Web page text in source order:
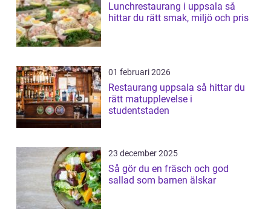
Lunchrestaurang i uppsala så
hittar du rätt smak, miljö och pris
01 februari 2026
Restaurang uppsala så hittar du
rätt matupplevelse i
studentstaden
23 december 2025
Så gör du en fräsch och god
sallad som barnen älskar